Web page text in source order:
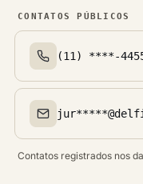
CONTATOS PÚBLICOS
Telefone(s)
(11) ****-
Email(s)
Contatos registrados nos